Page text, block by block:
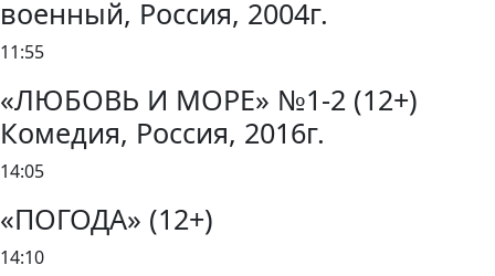
военный, Россия, 2004г.
11:55
«ЛЮБОВЬ И МОРЕ» №1-2 (12+)
Комедия, Россия, 2016г.
14:05
«ПОГОДА» (12+)
14:10